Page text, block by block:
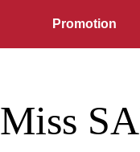
Promotion
Miss